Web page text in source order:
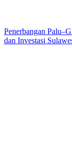
Penerbangan
dan Investasi